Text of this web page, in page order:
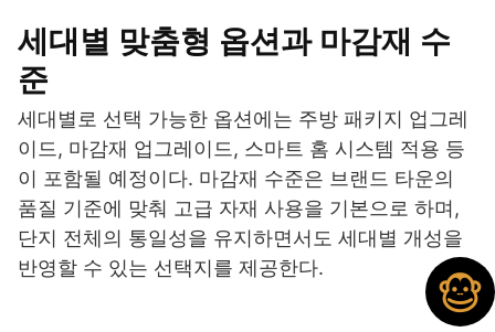
세대별 맞춤형 옵션과 마감재 수
준
세대별로 선택 가능한 옵션에는 주방 패키지 업그레
이드, 마감재 업그레이드, 스마트 홈 시스템 적용 등
이 포함될 예정이다. 마감재 수준은 브랜드 타운의
품질 기준에 맞춰 고급 자재 사용을 기본으로 하며,
단지 전체의 통일성을 유지하면서도 세대별 개성을
반영할 수 있는 선택지를 제공한다.